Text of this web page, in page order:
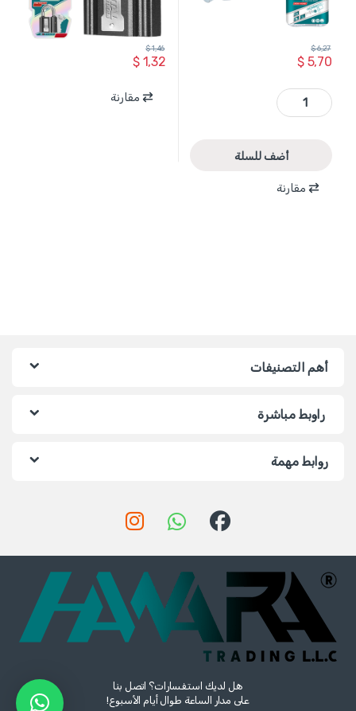
$5,70
$6,27
WJWA0605511 - اسفيل معدن مطلي بالزنك 6 ملم طول 55مم حمل 900 كغ ( 30 قطعة ) TOTAL quantity
أضف للسلة
مقارنة
$1,32
$1,46
مقارنة
أهم التصنيفات
راوبط مباشرة
روابط مهمة
هل لديك استفسارات؟ اتصل بنا
على مدار الساعة طوال أيام الأسبوع!